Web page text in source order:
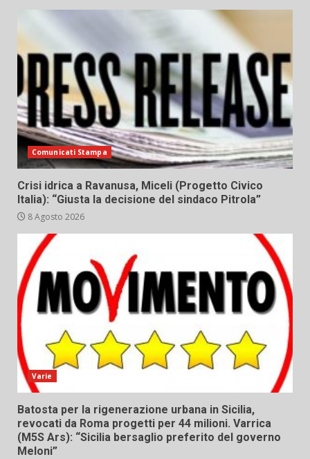
Comunicati Stampa
Crisi idrica a Ravanusa, Miceli (Progetto Civico
Italia): “Giusta la decisione del sindaco Pitrola”
8 Agosto 2026
Varie
Batosta per la rigenerazione urbana in Sicilia,
revocati da Roma progetti per 44 milioni. Varrica
(M5S Ars): “Sicilia bersaglio preferito del governo
Meloni”